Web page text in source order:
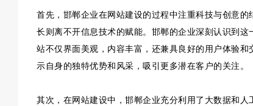
首先，邯郸企业在网站建设的过程中注重科技与创意
长则离不开信息技术的赋能。邯郸的企业深刻认识到
站不仅界面美观，内容丰富，还兼具良好的用户体验
示自身的独特优势和风采，吸引更多潜在客户的关注。
其次，在网站建设中，邯郸企业充分利用了大数据和